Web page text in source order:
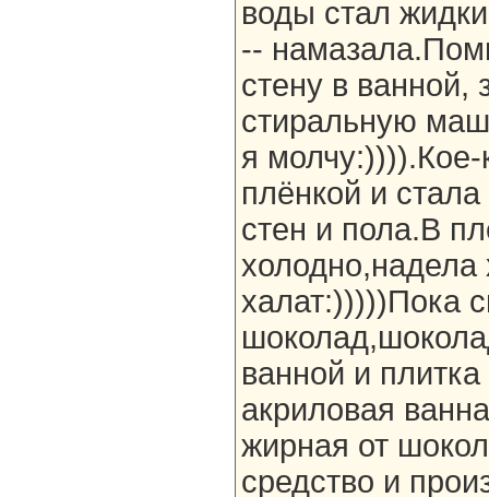
воды стал
--
стену в ванной,
стиральную
я молчу:)))).Кое-
плёнкой и
стен и пола.В
холодно,надела
халат:)))))Пока
ванной и
акриловая
жирная от
средство и